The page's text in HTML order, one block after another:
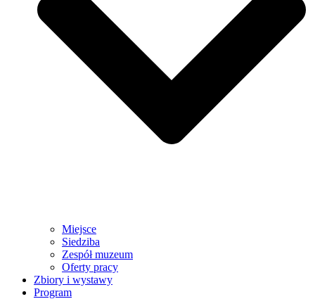
Miejsce
Siedziba
Zespół muzeum
Oferty pracy
Zbiory i wystawy
Program